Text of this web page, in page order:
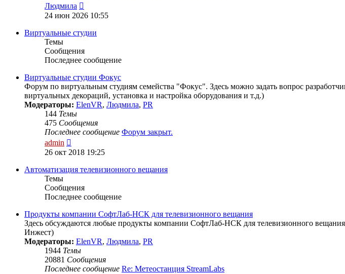
Людмила
к
сообщению
24 июн 2026 10:55
Виртуальные студии
Темы
Сообщения
Последнее сообщение
Виртуальные студии Фокус
Форум по виртуальным студиям семейства "Фокус". Здесь можно задать вопрос
виртуальных декораций, установка и настройка оборудования и т.д.)
Модераторы: ElenVR, Людмила, PR
144 Темы
475 Сообщения
Последнее сообщение Форум закрыт.
admin
к
сообщению
26 окт 2018 19:25
Автоматизация телевизионного вещания
Темы
Сообщения
Последнее сообщение
Продукты компании СофтЛаб-НСК для телевизионного вещания
Здесь обсуждаются любые продукты компании СофтЛаб-НСК для телевизионного
Инжест)
Модераторы: ElenVR, Людмила, PR
1944 Темы
20881 Сообщения
Последнее сообщение Re: Метеостанция StreamLabs